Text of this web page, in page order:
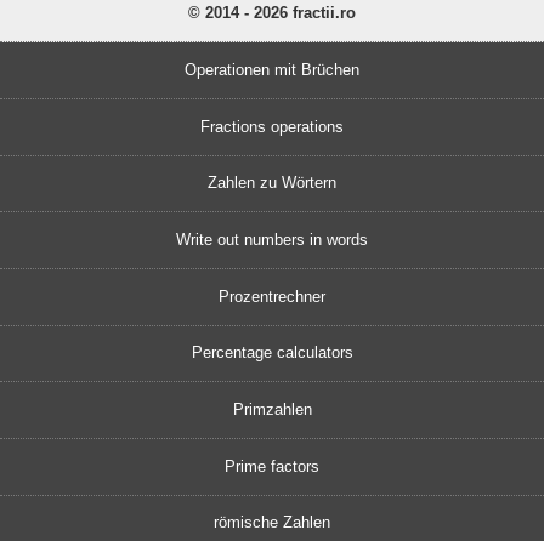
© 2014 - 2026 fractii.ro
Operationen mit Brüchen
Fractions operations
Zahlen zu Wörtern
Write out numbers in words
Prozentrechner
Percentage calculators
Primzahlen
Prime factors
römische Zahlen